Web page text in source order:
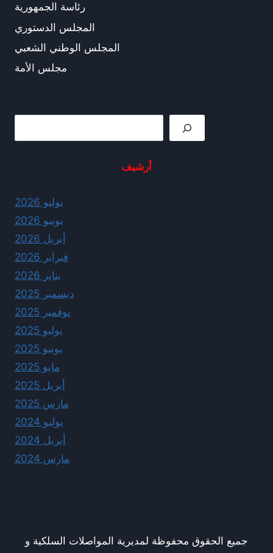
رئاسة الجمهورية
المجلس الدستوري
المجلس الوطني الشعبي
مجلس الأمة
أرشيف
يوليو 2026
يونيو 2026
أبريل 2026
فبراير 2026
يناير 2026
ديسمبر 2025
نوفمبر 2025
يوليو 2025
يونيو 2025
مايو 2025
أبريل 2025
مارس 2025
يوليو 2024
أبريل 2024
مارس 2024
جميع الحقوق محفوظة لمديرية المواصلات السلكية و